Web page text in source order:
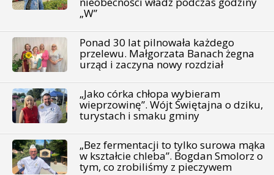
„W”
Ponad 30 lat pilnowała każdego
przelewu. Małgorzata Banach żegna
urząd i zaczyna nowy rozdział
„Jako córka chłopa wybieram
wieprzowinę”. Wójt Świętajna o dziku,
turystach i smaku gminy
„Bez fermentacji to tylko surowa mąka
w kształcie chleba”. Bogdan Smolorz o
tym, co zrobiliśmy z pieczywem